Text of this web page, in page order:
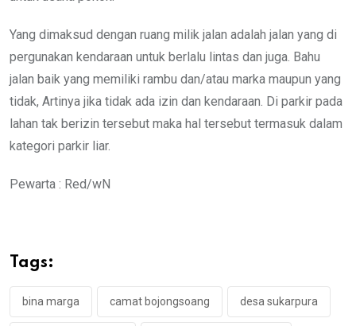
Yang dimaksud dengan ruang milik jalan adalah jalan yang di
pergunakan kendaraan untuk berlalu lintas dan juga. Bahu
jalan baik yang memiliki rambu dan/atau marka maupun yang
tidak, Artinya jika tidak ada izin dan kendaraan. Di parkir pada
lahan tak berizin tersebut maka hal tersebut termasuk dalam
kategori parkir liar.
Pewarta : Red/wN
Tags:
bina marga camat bojongsoang desa sukarpura